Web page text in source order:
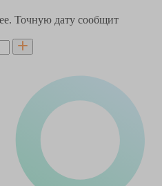
Точную дату сообщит